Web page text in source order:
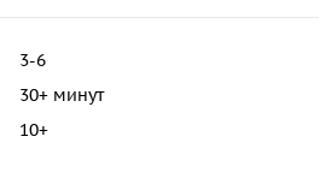
3-6
30+ минут
10+